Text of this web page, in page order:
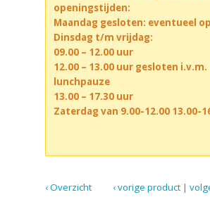
openingstijden:
Maandag gesloten: eventueel
Dinsdag t/m vrijdag:
09.00 – 12.00 uur
12.00 – 13.00 uur gesloten i.v.m.
lunchpauze
13.00 – 17.30 uur
Zaterdag van 9.00-12.00 13.00-
‹ Overzicht |
‹ vorige product